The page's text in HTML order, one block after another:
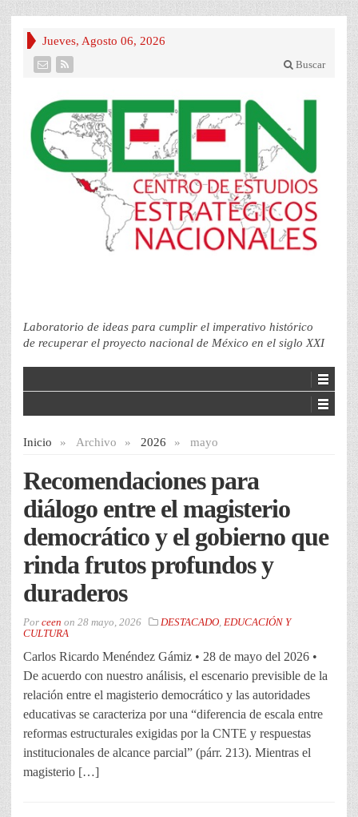
Jueves, Agosto 06, 2026
Buscar
Laboratorio de ideas para cumplir el imperativo histórico
de recuperar el proyecto nacional de México en el siglo XXI
Inicio » Archivo » 2026 » mayo
Recomendaciones para
diálogo entre el magisterio
democrático y el gobierno que
rinda frutos profundos y
duraderos
Por ceen on 28 mayo, 2026 DESTACADO, EDUCACIÓN Y
CULTURA
Carlos Ricardo Menéndez Gámiz • 28 de mayo del 2026 •
De acuerdo con nuestro análisis, el escenario previsible de la
relación entre el magisterio democrático y las autoridades
educativas se caracteriza por una “diferencia de escala entre
reformas estructurales exigidas por la CNTE y respuestas
institucionales de alcance parcial” (párr. 213). Mientras el
magisterio […]